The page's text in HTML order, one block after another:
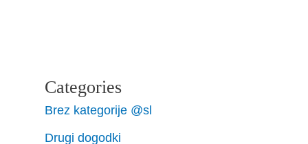
Categories
Brez kategorije @sl
Drugi dogodki